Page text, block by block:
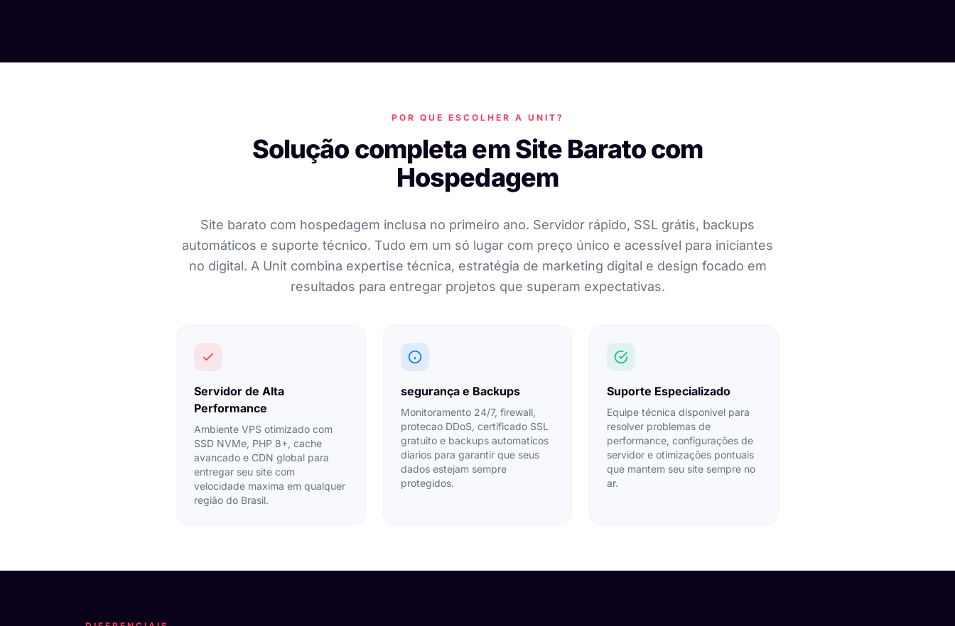
POR QUE ESCOLHER A UNIT?
Solução completa em Site Barato com
Hospedagem
Site barato com hospedagem inclusa no primeiro ano. Servidor rápido, SSL grátis, backups
automáticos e suporte técnico. Tudo em um só lugar com preço único e acessível para iniciantes
no digital. A Unit combina expertise técnica, estratégia de marketing digital e design focado em
resultados para entregar projetos que superam expectativas.
Servidor de Alta
Performance
Ambiente VPS otimizado com
SSD NVMe, PHP 8+, cache
avancado e CDN global para
entregar seu site com
velocidade maxima em qualquer
região do Brasil.
segurança e Backups
Monitoramento 24/7, firewall,
protecao DDoS, certificado SSL
gratuito e backups automaticos
diarios para garantir que seus
dados estejam sempre
protegidos.
Suporte Especializado
Equipe técnica disponivel para
resolver problemas de
performance, configurações de
servidor e otimizações pontuais
que mantem seu site sempre no
ar.